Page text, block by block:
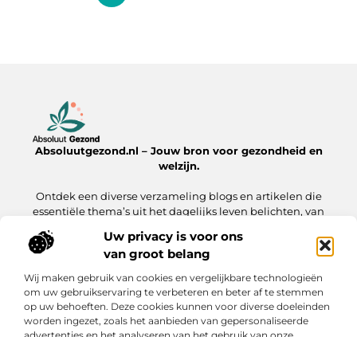
Uw privacy is voor ons
van groot belang
Wij maken gebruik van cookies en vergelijkbare technologieën
om uw gebruikservaring te verbeteren en beter af te stemmen
op uw behoeften. Deze cookies kunnen voor diverse doeleinden
worden ingezet, zoals het aanbieden van gepersonaliseerde
Absoluutgezond.nl – Jouw bron voor gezondheid en
welzijn.
Ontdek een diverse verzameling blogs en artikelen die
essentiële thema’s uit het dagelijks leven belichten, van
Bericht categorie